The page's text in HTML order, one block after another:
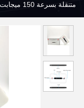
متنقلة بسرعة 150 ميجابت في الثانية مع بطاقة Sim RoHS CE